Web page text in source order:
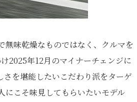
無味乾燥なものではなく、クルマを
2025年12月のマイナーチェンジに
を堪能したいこだわり派をターゲ
にこそ味見してもらいたいモデル